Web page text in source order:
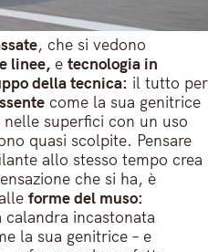
, che si vedono
linee, e tecnologia in
della tecnica: il tutto per
come la sua genitrice
nelle superfici con un uso
quasi scolpite. Pensare
allo stesso tempo crea
che si ha, è
forme del muso:
calandra incastonata
la sua genitrice – e